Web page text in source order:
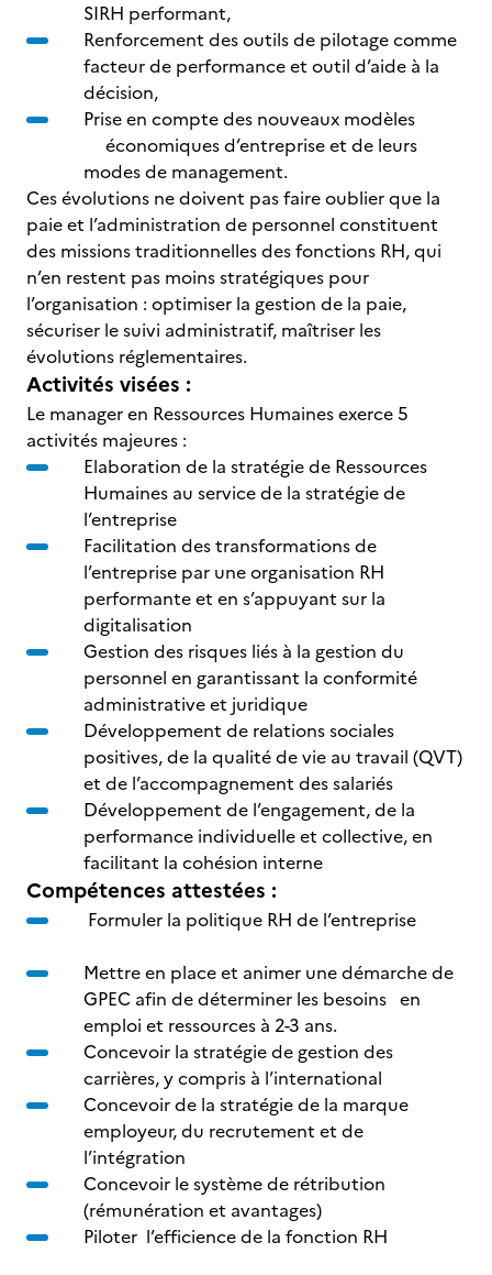
SIRH performant,
Renforcement des outils de pilotage comme
facteur de performance et outil d’aide à la
décision,
Prise en compte des nouveaux modèles
économiques d’entreprise et de leurs
modes de management.
Ces évolutions ne doivent pas faire oublier que la
paie et l’administration de personnel constituent
des missions traditionnelles des fonctions RH, qui
n’en restent pas moins stratégiques pour
l’organisation : optimiser la gestion de la paie,
sécuriser le suivi administratif, maîtriser les
évolutions réglementaires.
Activités visées :
Le manager en Ressources Humaines exerce 5
activités majeures :
Elaboration de la stratégie de Ressources
Humaines au service de la stratégie de
l’entreprise
Facilitation des transformations de
l’entreprise par une organisation RH
performante et en s’appuyant sur la
digitalisation
Gestion des risques liés à la gestion du
personnel en garantissant la conformité
administrative et juridique
Développement de relations sociales
positives, de la qualité de vie au travail (QVT)
et de l’accompagnement des salariés
Développement de l’engagement, de la
performance individuelle et collective, en
facilitant la cohésion interne
Compétences attestées :
Formuler la politique RH de l’entreprise
Mettre en place et animer une démarche de
GPEC afin de déterminer les besoins en
emploi et ressources à 2-3 ans.
Concevoir la stratégie de gestion des
carrières, y compris à l’international
Concevoir de la stratégie de la marque
employeur, du recrutement et de
l’intégration
Concevoir le système de rétribution
(rémunération et avantages)
Piloter l’efficience de la fonction RH